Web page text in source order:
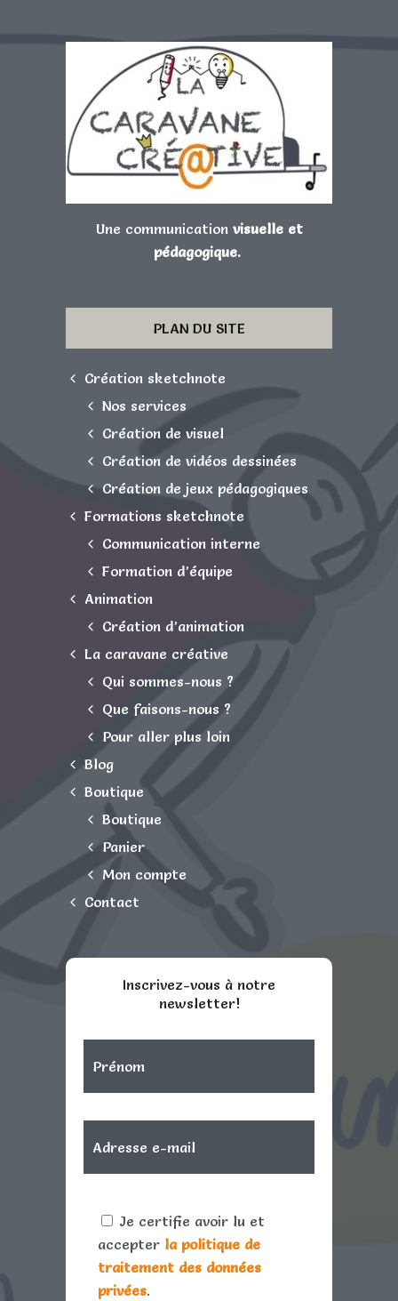
Une communication visuelle et
pédagogique.
PLAN DU SITE
Création sketchnote
Nos services
Création de visuel
Création de vidéos dessinées
Création de jeux pédagogiques
Formations sketchnote
Communication interne
Formation d’équipe
Animation
Création d’animation
La caravane créative
Qui sommes-nous ?
Que faisons-nous ?
Pour aller plus loin
Blog
Boutique
Boutique
Panier
Mon compte
Contact
Inscrivez-vous à notre
newsletter!
Je certifie avoir lu et
accepter la politique de
traitement des données
privées.